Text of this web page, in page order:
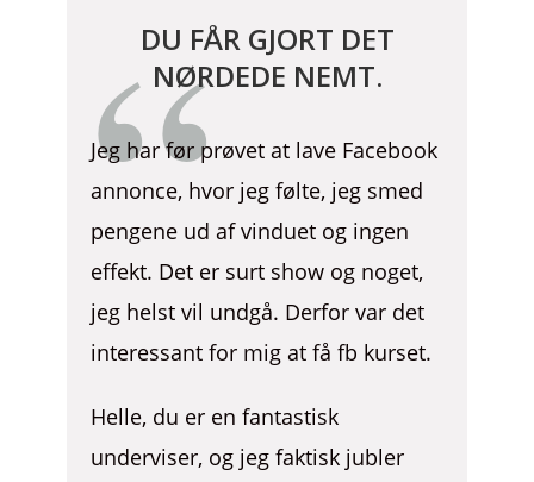
DU FÅR GJORT DET
NØRDEDE NEMT.
Jeg har før prøvet at lave Facebook
annonce, hvor jeg følte, jeg smed
pengene ud af vinduet og ingen
effekt. Det er surt show og noget,
jeg helst vil undgå. Derfor var det
interessant for mig at få fb kurset.
Helle, du er en fantastisk
underviser, og jeg faktisk jubler